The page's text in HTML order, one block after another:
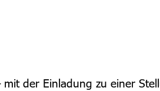
der Einladung zu einer